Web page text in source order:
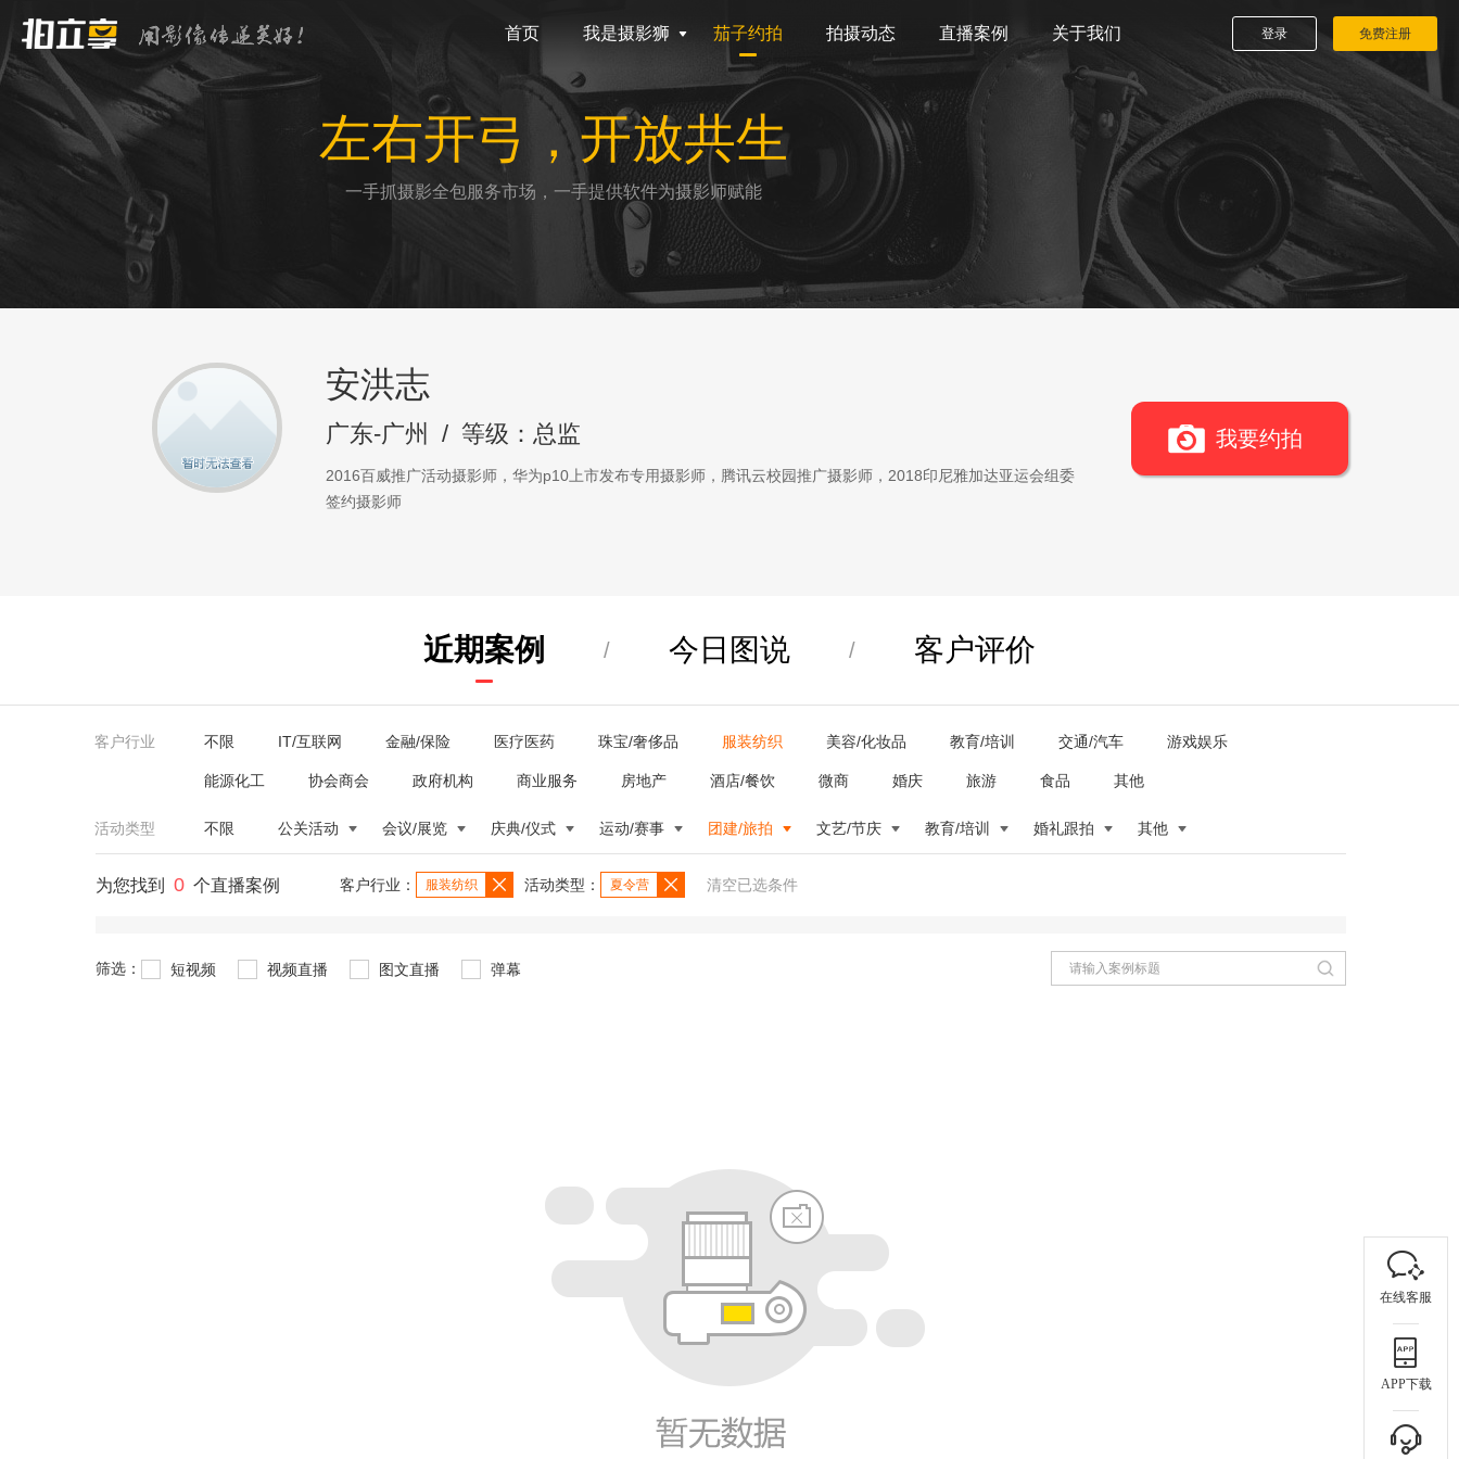
首页 我是摄影狮 茄子约拍 拍摄动态 直播案例 关于我们 登录 免费注册
左右开弓，开放共生
一手抓摄影全包服务市场，一手提供软件为摄影师赋能
安洪志
广东-广州 / 等级：总监
2016百威推广活动摄影师，华为p10上市发布专用摄影师，腾讯云校园推广摄影师，2018印尼雅加达亚运会组委
签约摄影师
我要约拍
近期案例 / 今日图说 / 客户评价
客户行业 不限 IT/互联网 金融/保险 医疗医药 珠宝/奢侈品 服装纺织 美容/化妆品 教育/培训 交通/汽车 游戏娱乐
能源化工 协会商会 政府机构 商业服务 房地产 酒店/餐饮 微商 婚庆 旅游 食品 其他
活动类型 不限 公关活动 会议/展览 庆典/仪式 运动/赛事 团建/旅拍 文艺/节庆 教育/培训 婚礼跟拍 其他
为您找到 0 个直播案例 客户行业： 服装纺织 活动类型： 夏令营 清空已选条件
筛选： 短视频 视频直播 图文直播 弹幕
在线客服
APP下载